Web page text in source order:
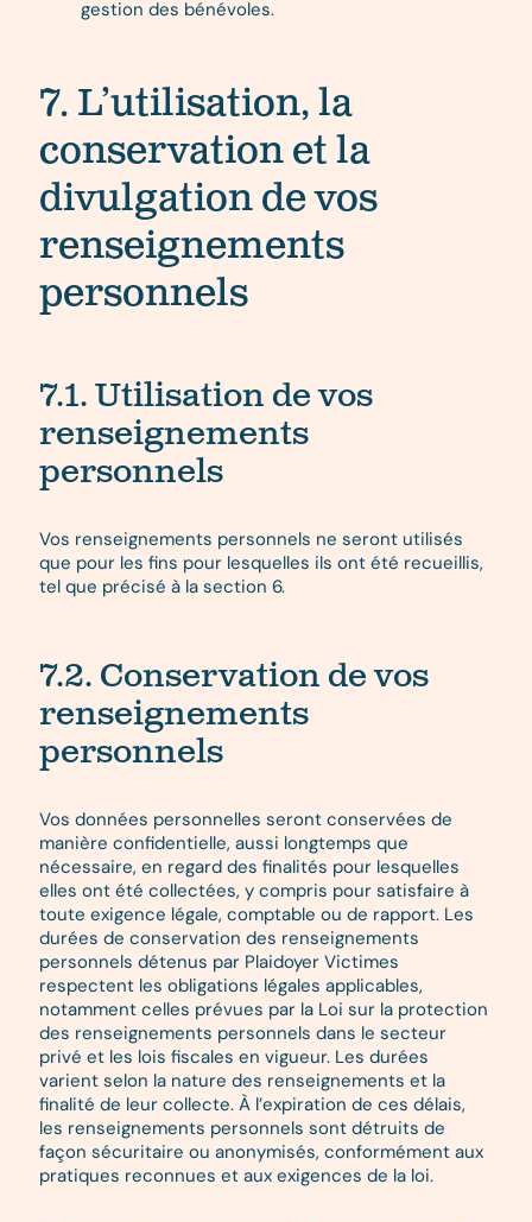
gestion des bénévoles.
7. L’utilisation, la
conservation et la
divulgation de vos
renseignements
personnels
7.1. Utilisation de vos
renseignements
personnels
Vos renseignements personnels ne seront utilisés
que pour les fins pour lesquelles ils ont été recueillis,
tel que précisé à la section 6.
7.2. Conservation de vos
renseignements
personnels
Vos données personnelles seront conservées de
manière confidentielle, aussi longtemps que
nécessaire, en regard des finalités pour lesquelles
elles ont été collectées, y compris pour satisfaire à
toute exigence légale, comptable ou de rapport. Les
durées de conservation des renseignements
personnels détenus par Plaidoyer Victimes
respectent les obligations légales applicables,
notamment celles prévues par la Loi sur la protection
des renseignements personnels dans le secteur
privé et les lois fiscales en vigueur. Les durées
varient selon la nature des renseignements et la
finalité de leur collecte. À l’expiration de ces délais,
les renseignements personnels sont détruits de
façon sécuritaire ou anonymisés, conformément aux
pratiques reconnues et aux exigences de la loi.